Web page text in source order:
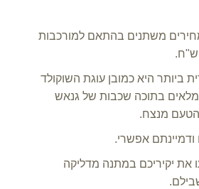
משתנים בהתאם למורכבות
ביותר היא כמובן עוגת השוקולד
בתוכה שכבות של גנאש
הטעם מנצח.
אפשרי.
את יקיריכם במתנה מדליקה